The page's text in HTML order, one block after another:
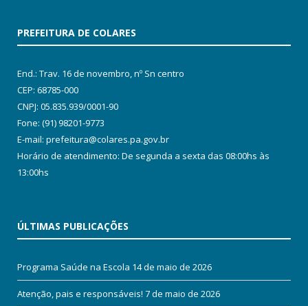
PREFEITURA DE COLARES
End.: Trav. 16 de novembro, nº Sn centro
CEP: 68785-000
CNPJ: 05.835.939/0001-90
Fone: (91) 98201-9773
E-mail: prefeitura@colares.pa.gov.br
Horário de atendimento: De segunda a sexta das 08:00hs às
13:00hs
ÚLTIMAS PUBLICAÇÕES
Programa Saúde na Escola 14 de maio de 2026
Atenção, pais e responsáveis! 7 de maio de 2026